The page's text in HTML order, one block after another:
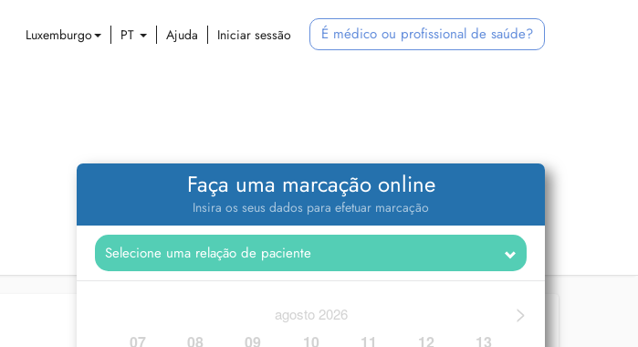
Luxemburgo PT Ajuda Iniciar sessão É médico ou profissional de saúde?
Faça uma marcação online
Insira os seus dados para efetuar marcação
>
agosto 2026
07 08 09 10 11 12 13